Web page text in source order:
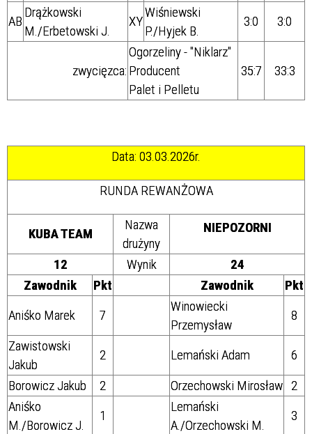
AB
Drążkowski
M./Erbetowski J.
XY
Wiśniewski
P./Hyjek B.
3:0 3:0
zwycięzca:
Ogorzeliny - "Niklarz"
Producent
Palet i Pelletu
35:7 33:3
Data: 03.03.2026r.
RUNDA REWANŻOWA
KUBA TEAM
Nazwa
drużyny
NIEPOZORNI
12 Wynik
24
Zawodnik
Pkt Zawodnik
Pkt
Aniśko Marek
7
Winowiecki
Przemysław
8
Zawistowski
Jakub
2 Lemański Adam
6
Borowicz Jakub
2 Orzechowski Mirosław 2
Aniśko
M./Borowicz J.
1
Lemański
A./Orzechowski M.
3